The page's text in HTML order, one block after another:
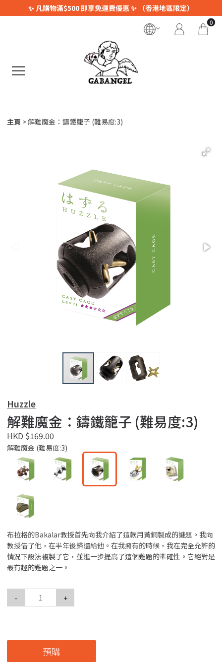
✨ 凡購物滿$500 即享免運費優惠 ✨ （香港地區限定）
0
主頁 解難魔金：鑄鐵籠子 (難易度:3)
Huzzle
解難魔金：鑄鐵籠子 (難易度:3)
HKD $169.00
解難魔金 (難易度:3)
布拉格的Bakalar教授首先向我介紹了這款用黃銅製成的謎題。我向
教授借了他，在半年後歸還給他。在我擁有的時候，我在完全允許的
情況下設法複製了它，並進一步提高了這個難題的準確性。它絕對是
最有趣的難題之一。
- +
預購